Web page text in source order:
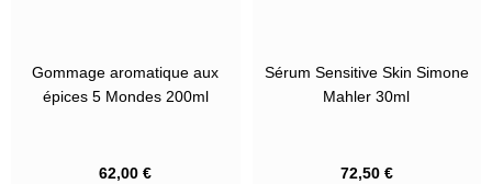
Gommage aromatique aux
épices 5 Mondes 200ml
62,00€
Sérum Sensitive Skin Simone
Mahler 30ml
72,50 €